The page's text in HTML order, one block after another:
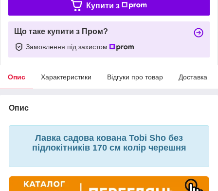
Купити з
Що таке купити з Пром?
Замовлення під захистом
Опис Характеристики Відгуки про товар Доставка
Опис
Лавка садова кована Tobi Sho без
підлокітників 170 см колір черешня